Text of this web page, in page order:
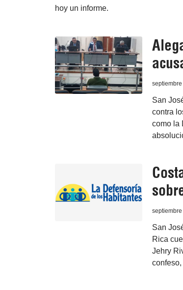
hoy un informe.
San
contra
como la
San
Rica
Jehry